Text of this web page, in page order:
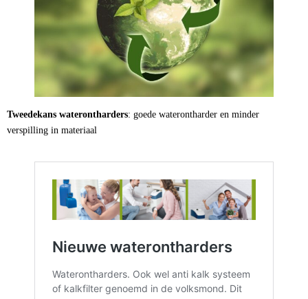
Tweedekans waterontharders: goede waterontharder en minder
verspilling in materiaal